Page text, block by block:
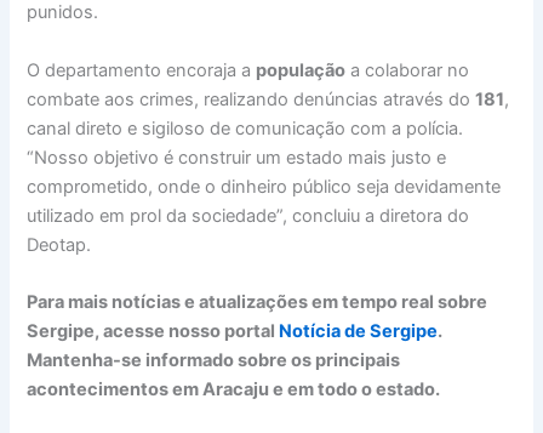
punidos.
O departamento encoraja a população a colaborar no
combate aos crimes, realizando denúncias através do181,
canal direto e sigiloso de comunicação com a polícia.
“Nosso objetivo é construir um estado mais justo e
comprometido, onde o dinheiro público seja devidamente
utilizado em prol da sociedade”, concluiu a diretora do
Deotap.
Para mais notícias e atualizações em tempo real sobre
Sergipe, acesse nosso portal Notícia de Sergipe.
Mantenha-se informado sobre os principais
acontecimentos em Aracaju e em todo o estado.